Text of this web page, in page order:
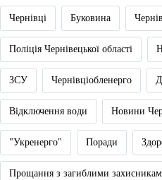
Чернівці Буковина
Поліція Чернівецької області
ЗСУ Чернівціобленерго
Відключення води Новини
"Укренерго" Поради
Прощання з загиблими